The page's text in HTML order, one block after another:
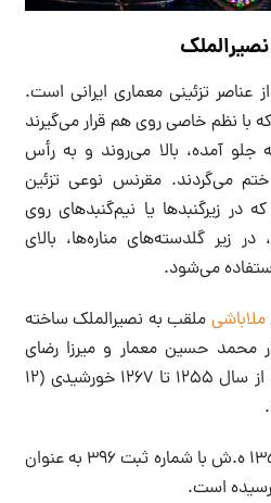
عناصر تزئینی معماری ایرانی است.
با نظم خاصی روی هم قرار می‌گیرند
و به تدریج از دیوارهای پایه جلو آمده، بالا می‌‎روند و به رأس
می‌گردند. مقرنس نوعی تزئین
در زیرگنبدها یا نیم‌گنبدهای روی
زیر گلدسته‌های مناره‌ها، بالای
می‌شود.
ملاباشی ملقب به نصیرالملک ساخته
محمد حسین معمار و میرزا رضای
کاشی‌گر بوده. ساخت این بنا از سال ۱۲۵۵ تا ۱۲۶۷ خورشیدی (۱۲
این اثر در تاریخ ۳۰ خرداد ۱۳۵۸ ه.ش با شماره ثبت ۳۹۶ به عنوان
رسیده است.